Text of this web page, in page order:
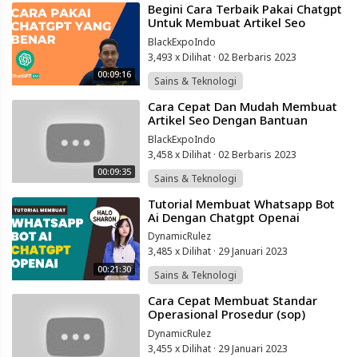
00:09:16
⁣Begini Cara Terbaik Pakai Chatgpt
Untuk Membuat Artikel Seo
Friendly
BlackExpoIndo
3,493 x Dilihat · 02 Berbaris 2023
Sains & Teknologi
00:09:35
⁣Cara Cepat Dan Mudah Membuat
Artikel Seo Dengan Bantuan
Chatgpt
BlackExpoIndo
3,458 x Dilihat · 02 Berbaris 2023
Sains & Teknologi
00:21:30
⁣Tutorial Membuat Whatsapp Bot
Ai Dengan Chatgpt Openai
DynamicRulez
3,485 x Dilihat · 29 Januari 2023
Sains & Teknologi
⁣Cara Cepat Membuat Standar
Operasional Prosedur (sop)
Dibantu Chatgpt
DynamicRulez
3,455 x Dilihat · 29 Januari 2023